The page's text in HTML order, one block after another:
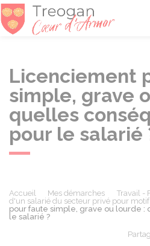
Licenciement
simple, grave
quelles
pour le salarié
Accueil Mes démarches Travail -
d'un salarié du secteur privé pour
pour faute simple, grave ou lourde
le salarié ?